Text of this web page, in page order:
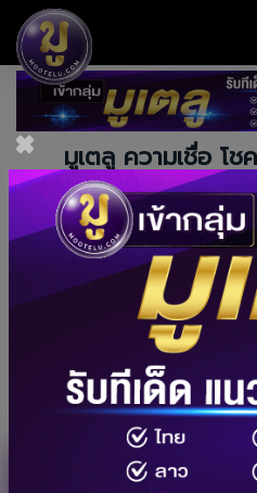
มูเตลู ความเชื่อ โช
เว็บ mootelu.com (มูเตลู) เร
วกับความเชื่อ โชคลาภที่สื่อ
แนวทางที่ไหนดังที่ไหนเด็ด ตำ
แล้วสมหวัง หรือแม้กระทั่ง เรื่อ
โชค คนเกิดวันไหนมีดวงถูกหวย
ได้ทุ
ผลสลากฯ งวด
×